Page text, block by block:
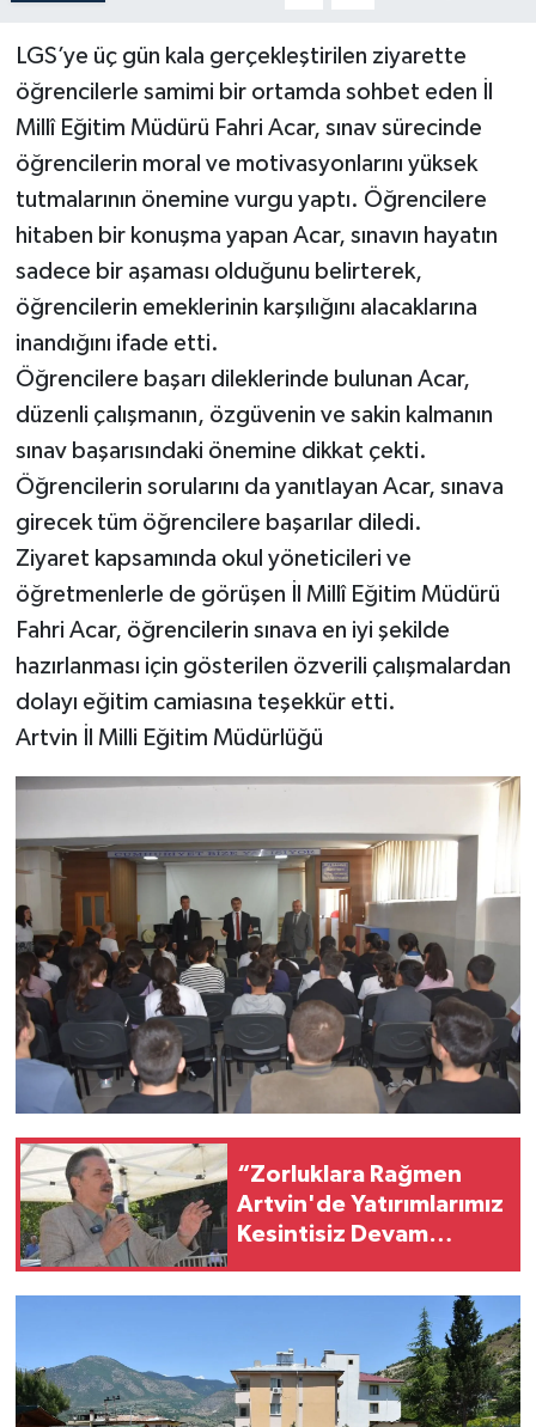
LGS’ye üç gün kala gerçekleştirilen ziyarette
öğrencilerle samimi bir ortamda sohbet eden İl
Millî Eğitim Müdürü Fahri Acar, sınav sürecinde
öğrencilerin moral ve motivasyonlarını yüksek
tutmalarının önemine vurgu yaptı. Öğrencilere
hitaben bir konuşma yapan Acar, sınavın hayatın
sadece bir aşaması olduğunu belirterek,
öğrencilerin emeklerinin karşılığını alacaklarına
inandığını ifade etti.
Öğrencilere başarı dileklerinde bulunan Acar,
düzenli çalışmanın, özgüvenin ve sakin kalmanın
sınav başarısındaki önemine dikkat çekti.
Öğrencilerin sorularını da yanıtlayan Acar, sınava
girecek tüm öğrencilere başarılar diledi.
Ziyaret kapsamında okul yöneticileri ve
öğretmenlerle de görüşen İl Millî Eğitim Müdürü
Fahri Acar, öğrencilerin sınava en iyi şekilde
hazırlanması için gösterilen özverili çalışmalardan
dolayı eğitim camiasına teşekkür etti.
Artvin İl Milli Eğitim Müdürlüğü
“Zorluklara Rağmen
Artvin'de Yatırımlarımız
Kesintisiz Devam